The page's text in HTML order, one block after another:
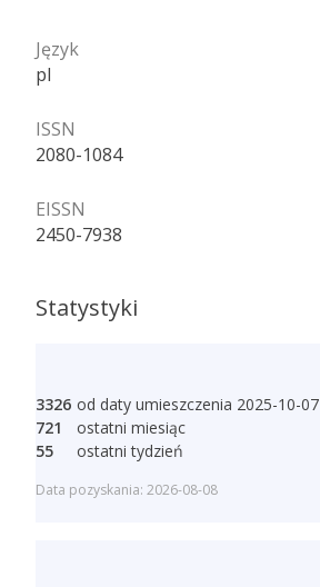
Język
pl
ISSN
2080-1084
EISSN
2450-7938
Statystyki
3326 od daty umieszczenia 2025-10-07
721
ostatni miesiąc
55
ostatni tydzień
Data pozyskania: 2026-08-08